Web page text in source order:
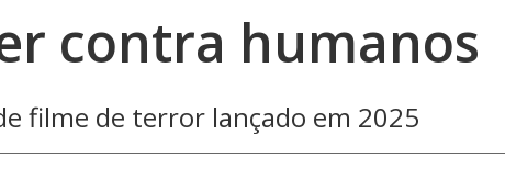
contra humanos
filme de terror lançado em 2025